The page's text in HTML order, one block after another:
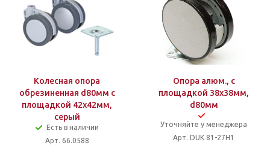
Колесная опора
обрезиненная d80мм с
площадкой 42х42мм,
серый
Есть в наличии
Арт. 66.0588
Опора алюм., с
площадкой 38х38мм,
d80мм
Уточняйте у менеджера
Арт. DUK 81-27H1